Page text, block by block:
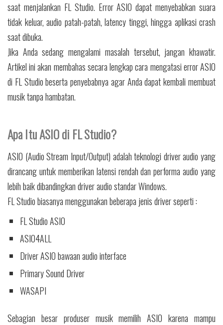
saat menjalankan FL Studio. Error ASIO dapat menyebabkan suara
tidak keluar, audio patah-patah, latency tinggi, hingga aplikasi crash
saat dibuka.
Jika Anda sedang mengalami masalah tersebut, jangan khawatir.
Artikel ini akan membahas secara lengkap cara mengatasi error ASIO
di FL Studio beserta penyebabnya agar Anda dapat kembali membuat
musik tanpa hambatan.
Apa Itu ASIO di FL Studio?
ASIO (Audio Stream Input/Output) adalah teknologi driver audio yang
dirancang untuk memberikan latensi rendah dan performa audio yang
lebih baik dibandingkan driver audio standar Windows.
FL Studio biasanya menggunakan beberapa jenis driver seperti :
FL Studio ASIO
ASIO4ALL
Driver ASIO bawaan audio interface
Primary Sound Driver
WASAPI
Sebagian besar produser musik memilih ASIO karena mampu